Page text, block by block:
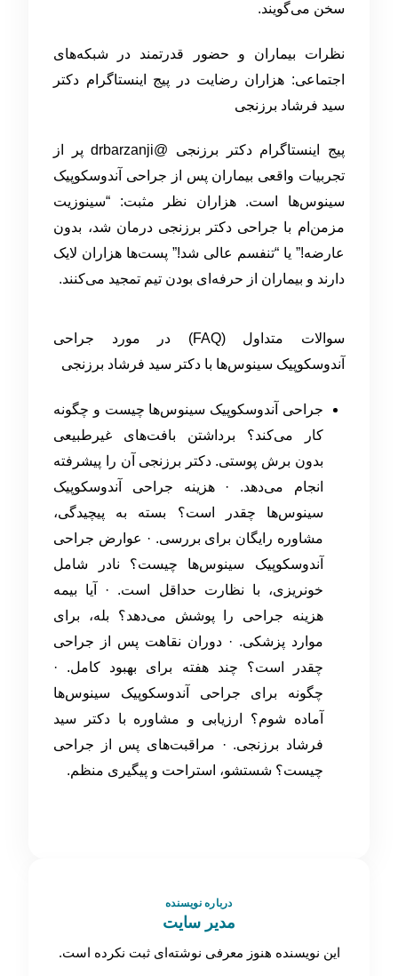
سخن می‌گویند.
نظرات بیماران و حضور قدرتمند در شبکه‌های
اجتماعی: هزاران رضایت در پیج اینستاگرام دکتر
سید فرشاد برزنجی
پیج اینستاگرام دکتر برزنجی @drbarzanji پر از
تجربیات واقعی بیماران پس از جراحی آندوسکوپیک
سینوس‌ها است. هزاران نظر مثبت: “سینوزیت
مزمن‌ام با جراحی دکتر برزنجی درمان شد، بدون
عارضه!” یا “تنفسم عالی شد!” پست‌ها هزاران لایک
دارند و بیماران از حرفه‌ای بودن تیم تمجید می‌کنند.
سوالات متداول (FAQ) در مورد جراحی
آندوسکوپیک سینوس‌ها با دکتر سید فرشاد برزنجی
جراحی آندوسکوپیک سینوس‌ها چیست و چگونه
کار می‌کند؟ برداشتن بافت‌های غیرطبیعی
بدون برش پوستی. دکتر برزنجی آن را پیشرفته
انجام می‌دهد. · هزینه جراحی آندوسکوپیک
سینوس‌ها چقدر است؟ بسته به پیچیدگی،
مشاوره رایگان برای بررسی. · عوارض جراحی
آندوسکوپیک سینوس‌ها چیست؟ نادر شامل
خونریزی، با نظارت حداقل است. · آیا بیمه
هزینه جراحی را پوشش می‌دهد؟ بله، برای
موارد پزشکی. · دوران نقاهت پس از جراحی
چقدر است؟ چند هفته برای بهبود کامل. ·
چگونه برای جراحی آندوسکوپیک سینوس‌ها
آماده شوم؟ ارزیابی و مشاوره با دکتر سید
فرشاد برزنجی. · مراقبت‌های پس از جراحی
چیست؟ شستشو، استراحت و پیگیری منظم.
درباره نویسنده
مدیر سایت
این نویسنده هنوز معرفی نوشته‌ای ثبت نکرده است.